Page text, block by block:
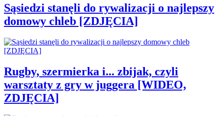
Sąsiedzi stanęli do rywalizacji o najlepszy
domowy chleb [ZDJĘCIA]
Rugby, szermierka i... zbijak, czyli
warsztaty z gry w juggera [WIDEO,
ZDJĘCIA]